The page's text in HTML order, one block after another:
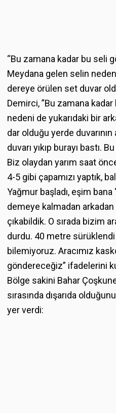
“Bu zamana kadar bu seli
Meydana gelen selin
dereye örülen set duvar
Demirci, ”Bu zamana
nedeni de yukarıdaki bir
dar olduğu yerde
duvarı yıkıp burayı bastı.
Biz olaydan yarım saat
4-5 gibi çapamızı yaptık,
Yağmur başladı, eşim bana
demeye kalmadan
çıkabildik. O sırada bizim
durdu. 40 metre sürüklendi
bilemiyoruz. Aracımız
göndereceğiz” ifadelerini
Bölge sakini Bahar
sırasında dışarıda
yer verdi: